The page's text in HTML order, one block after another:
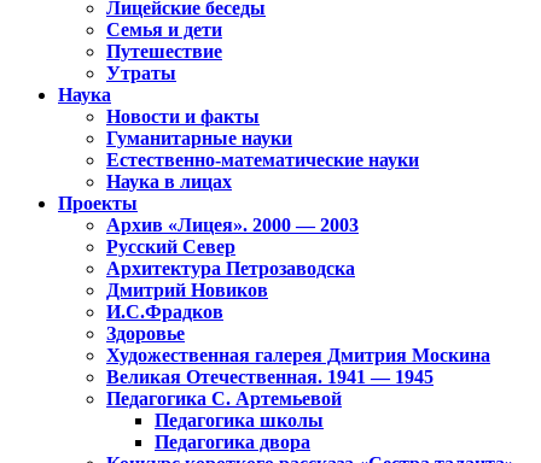
Лицейские беседы
Семья и дети
Путешествие
Утраты
Наука
Новости и факты
Гуманитарные науки
Естественно-математические науки
Наука в лицах
Проекты
Архив «Лицея». 2000 — 2003
Русский Север
Архитектура Петрозаводска
Дмитрий Новиков
И.С.Фрадков
Здоровье
Художественная галерея Дмитрия Москина
Великая Отечественная. 1941 — 1945
Педагогика С. Артемьевой
Педагогика школы
Педагогика двора